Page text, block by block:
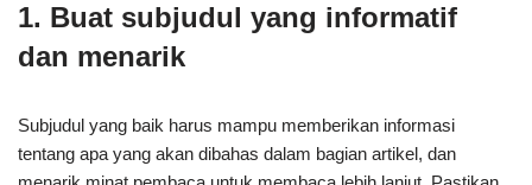
1. Buat subjudul yang informatif
dan menarik
Subjudul yang baik harus mampu memberikan informasi
tentang apa yang akan dibahas dalam bagian artikel, dan